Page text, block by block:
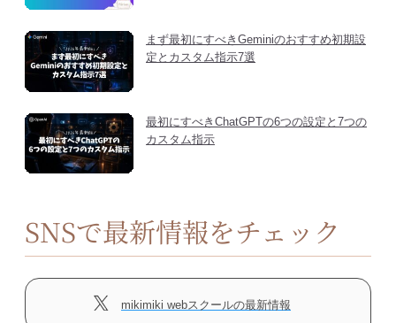
まず最初にすべきGeminiのおすすめ初期設
定とカスタム指示7選
最初にすべきChatGPTの6つの設定と7つの
カスタム指示
SNSで最新情報をチェック
mikimiki webスクールの最新情報